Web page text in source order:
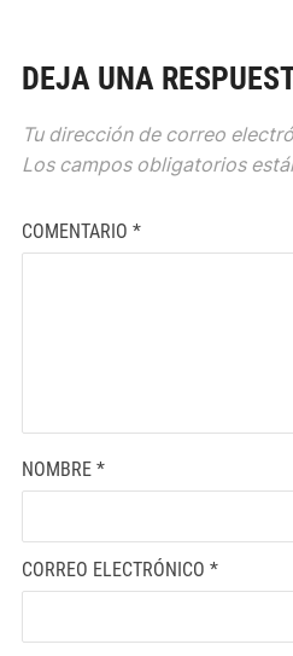
DEJA UNA
Tu dirección de correo
Los campos obligatorios
COMENTARIO *
NOMBRE *
CORREO ELECTRÓNICO *